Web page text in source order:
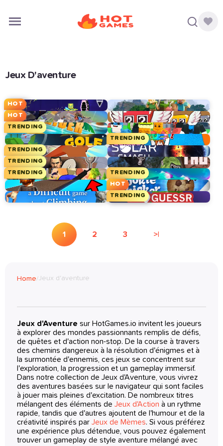
Jeux D'aventure
HOT
HOT
TRENDING
TRENDING
TRENDING
TRENDING
TRENDING
TRENDING
HOT
TRENDING
1 2 3 >|
Home/Jeux d'aventure
Jeux d'Aventure sur HotGames.io invitent les joueurs
à explorer des mondes passionnants remplis de défis,
de quêtes et d'action non-stop. De la course à travers
des chemins dangereux à la résolution d'énigmes et à
la surmontée d'ennemis, ces jeux se concentrent sur
l'exploration, la progression et un gameplay immersif.
Dans notre collection de Jeux d'Aventure, vous vivrez
des aventures basées sur le navigateur qui sont faciles
à jouer mais pleines d'excitation. De nombreux titres
mélangent des éléments de Jeux d'Action à un rythme
rapide, tandis que d'autres ajoutent de l'humour et de la
créativité inspirés par Jeux de Mèmes. Si vous préférez
une expérience plus détendue, vous pouvez également
trouver un gameplay de style aventure mélangé avec